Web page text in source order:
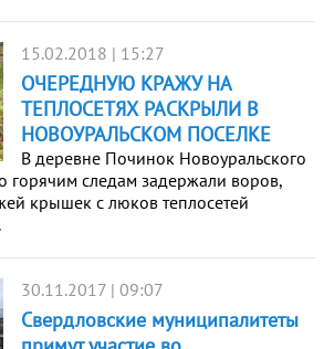
15.02.2018 | 15:27
ОЧЕРЕДНУЮ КРАЖУ НА
ТЕПЛОСЕТЯХ РАСКРЫЛИ В
НОВОУРАЛЬСКОМ ПОСЕЛКЕ
В деревне Починок Новоуральского
горячим следам задержали воров,
крышек с люков теплосетей
30.11.2017 | 09:07
Свердловские муниципалитеты